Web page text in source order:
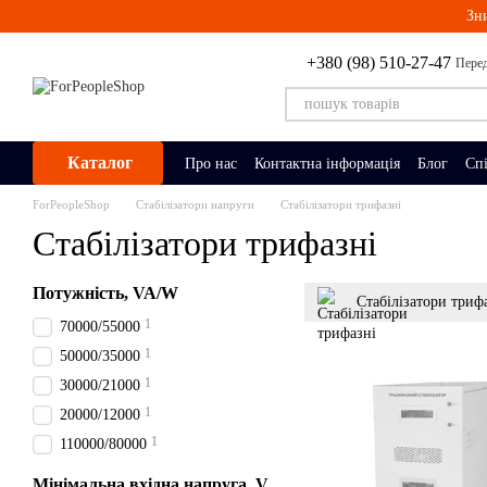
+380 (98) 510-27-47
Каталог Про нас Контактна інформація Блог
ForPeopleShop Стабілізатори напруги Стабілізатори трифазні
Стабілізатори трифазні
Стабілізатори
Потужність, VA/W
70000/55000 1
50000/35000 1
30000/21000 1
20000/12000 1
110000/80000 1